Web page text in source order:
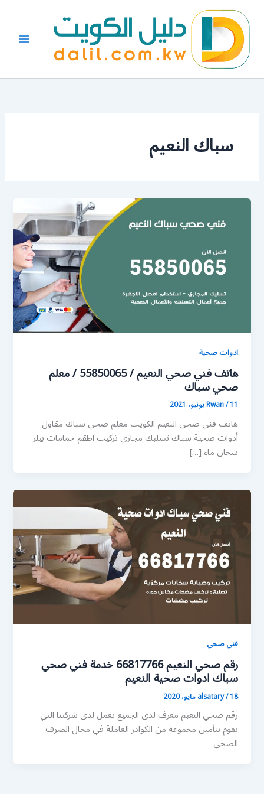
المحتوى
سباك النعيم
ادوات صحية
هاتف فني صحي النعيم / 55850065 / معلم
صحي سباك
Rwan/11 يونيو، 2021
هاتف فني صحي النعيم الكويت معلم صحي سباك مقاول
أدوات صحية سباك تسليك مجاري تركيب اطقم جمامات بيلر
سخان ماء […]
فني صحي
رقم صحي النعيم 66817766 خدمة فني صحي
سباك ادوات صحية النعيم
alsatary/18 مايو، 2020
رقم صحي النعيم معرف لدى الجميع يعمل لدى شركتنا التي
تقوم بتأمين مجموعة من الكوادر العاملة في مجال الصرف
الصحي